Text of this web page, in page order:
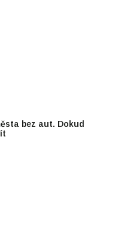
bez aut. Dokud